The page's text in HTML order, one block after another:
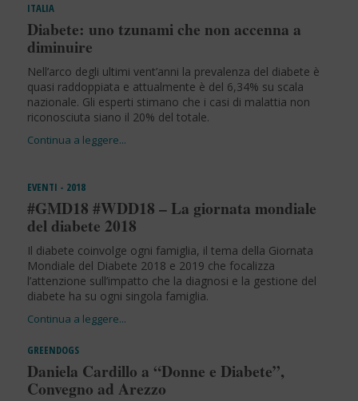
ITALIA
Diabete: uno tzunami che non accenna a
diminuire
Nell’arco degli ultimi vent’anni la prevalenza del diabete è
quasi raddoppiata e attualmente è del 6,34% su scala
nazionale. Gli esperti stimano che i casi di malattia non
riconosciuta siano il 20% del totale.
EVENTI - 2018
#GMD18 #WDD18 – La giornata mondiale
del diabete 2018
Il diabete coinvolge ogni famiglia, il tema della Giornata
Mondiale del Diabete 2018 e 2019 che focalizza
l’attenzione sull’impatto che la diagnosi e la gestione del
diabete ha su ogni singola famiglia.
GREENDOGS
Daniela Cardillo a “Donne e Diabete”,
Convegno ad Arezzo